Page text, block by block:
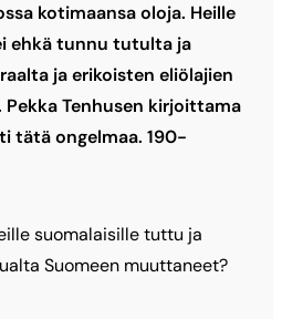
kotimaansa oloja. Heille
ehkä tunnu tutulta ja
ja erikoisten eliölajien
Tenhusen kirjoittama
tätä ongelmaa. 190-
suomalaisille tuttu ja
Suomeen muuttaneet?